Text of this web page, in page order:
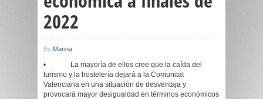
2022
By Marina
• La mayoría de ellos cree que la caída del
turismo y la hostelería dejará a la Comunitat
Valenciana en una situación de desventaja y
provocará mayor desigualdad en términos económicos